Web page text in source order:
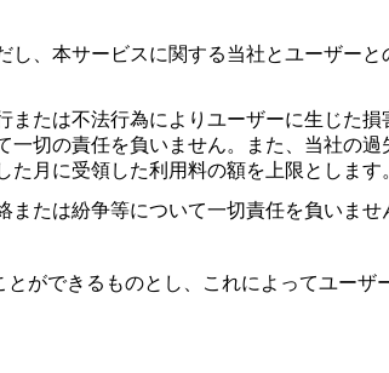
、本サービスに関する当社とユーザーと
たは不法行為によりユーザーに生じた損
切の責任を負いません。また、当社の
月に受領した利用料の額を上限とします
たは紛争等について一切責任を負いませ
ができるものとし、これによってユーザ